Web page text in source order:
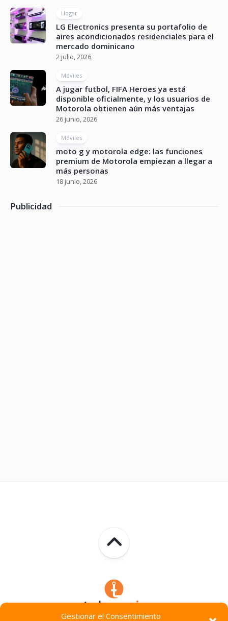
Gestionar el Consentimiento
Hogar
LG Electronics presenta su portafolio de
aires acondicionados residenciales para el
mercado dominicano
2 julio, 2026
Móviles
A jugar futbol, FIFA Heroes ya está
disponible oficialmente, y los usuarios de
Motorola obtienen aún más ventajas
26 junio, 2026
Móviles
moto g y motorola edge: las funciones
premium de Motorola empiezan a llegar a
más personas
18 junio, 2026
Publicidad